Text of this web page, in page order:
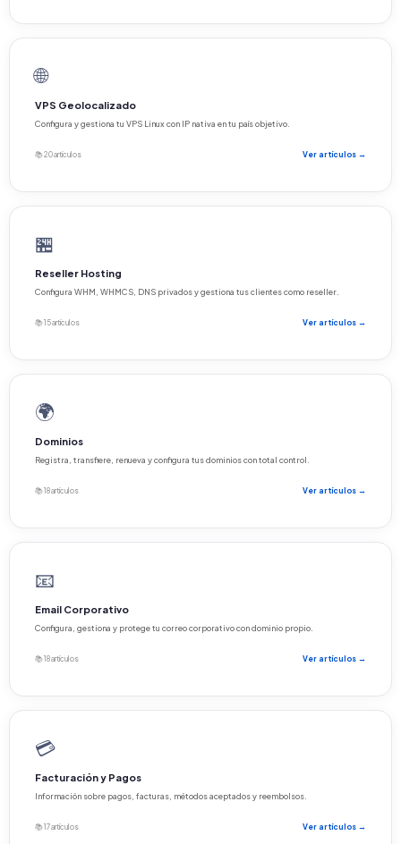
🌐
VPS Geolocalizado
Configura y gestiona tu VPS Linux con IP nativa en tu país objetivo.
📚 20 artículos Ver artículos →
🏪
Reseller Hosting
Configura WHM, WHMCS, DNS privados y gestiona tus clientes como reseller.
📚 15 artículos Ver artículos →
🌍
Dominios
Registra, transfiere, renueva y configura tus dominios con total control.
📚 18 artículos Ver artículos →
📧
Email Corporativo
Configura, gestiona y protege tu correo corporativo con dominio propio.
📚 18 artículos Ver artículos →
💳
Facturación y Pagos
Información sobre pagos, facturas, métodos aceptados y reembolsos.
📚 17 artículos Ver artículos →